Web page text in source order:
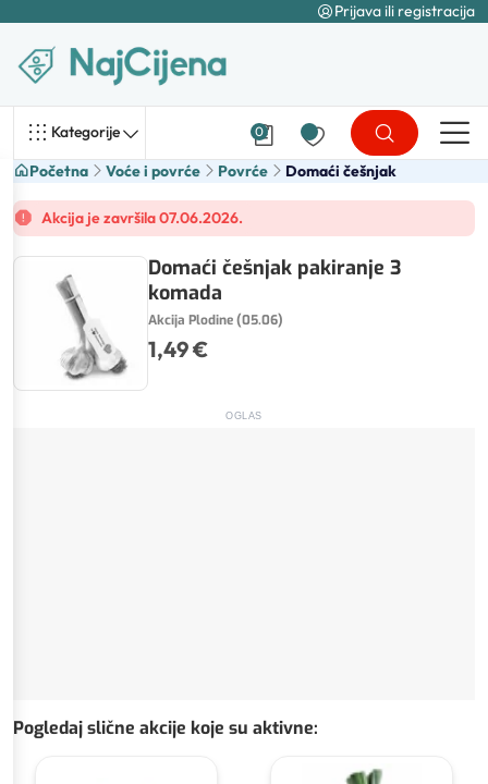
Prijava ili registracija
Kategorije 0
Početna Voće i povrće Povrće Domaći češnjak
Akcija je završila 07.06.2026.
Domaći češnjak pakiranje 3
komada
Akcija Plodine (05.06)
1,49 €
OGLAS
Pogledaj slične akcije koje su aktivne: